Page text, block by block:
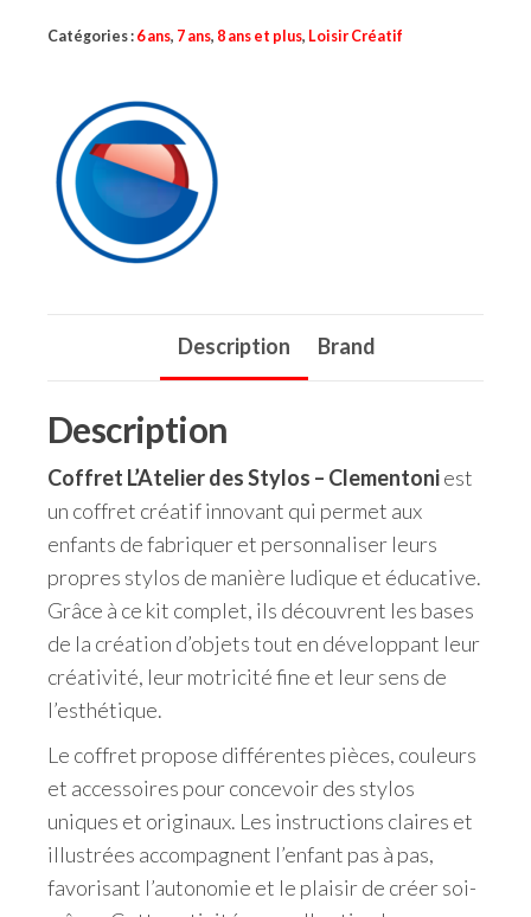
Catégories : 6 ans, 7 ans, 8 ans et plus, Loisir Créatif
Description Brand
Description
Coffret L’Atelier des Stylos – Clementoniest
un coffret créatif innovant qui permet aux
enfants de fabriquer et personnaliser leurs
propres stylos de manière ludique et éducative.
Grâce à ce kit complet, ils découvrent les bases
de la création d’objets tout en développant leur
créativité, leur motricité fine et leur sens de
l’esthétique.
Le coffret propose différentes pièces, couleurs
et accessoires pour concevoir des stylos
uniques et originaux. Les instructions claires et
illustrées accompagnent l’enfant pas à pas,
favorisant l’autonomie et le plaisir de créer soi-